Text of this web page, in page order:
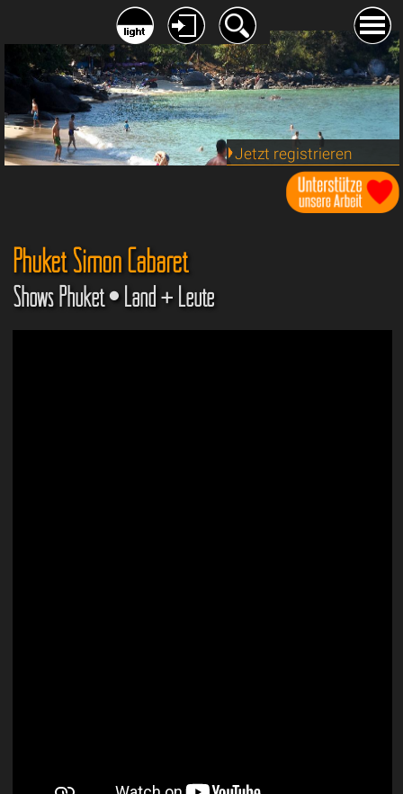
Jetzt registrieren
Phuket Simon Cabaret
Shows Phuket • Land + Leute